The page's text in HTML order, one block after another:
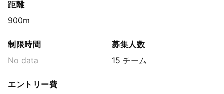
距離
900m
制限時間
No data
募集人数
15 チーム
エントリー費